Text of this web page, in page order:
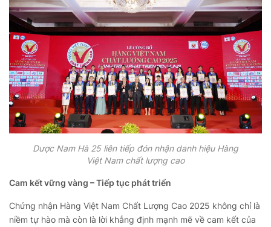
Dược Nam Hà 25 liên tiếp đón nhận danh hiệu Hàng
Việt Nam chất lượng cao
Cam kết vững vàng – Tiếp tục phát triển
Chứng nhận Hàng Việt Nam Chất Lượng Cao 2025 không chỉ là
niềm tự hào mà còn là lời khẳng định mạnh mẽ về cam kết của